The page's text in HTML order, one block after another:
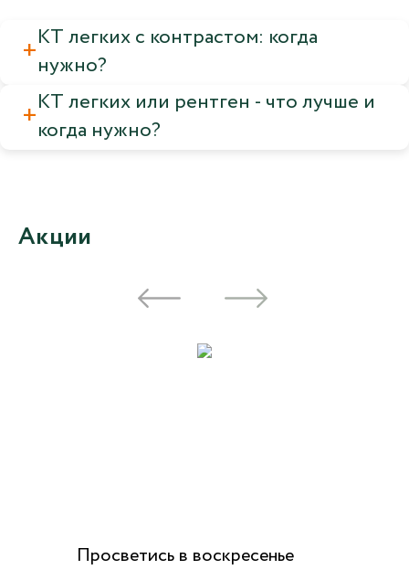
КТ легких с контрастом: когда
нужно?
КТ легких или рентген - что лучше и
когда нужно?
Акции
Просветись в воскресенье